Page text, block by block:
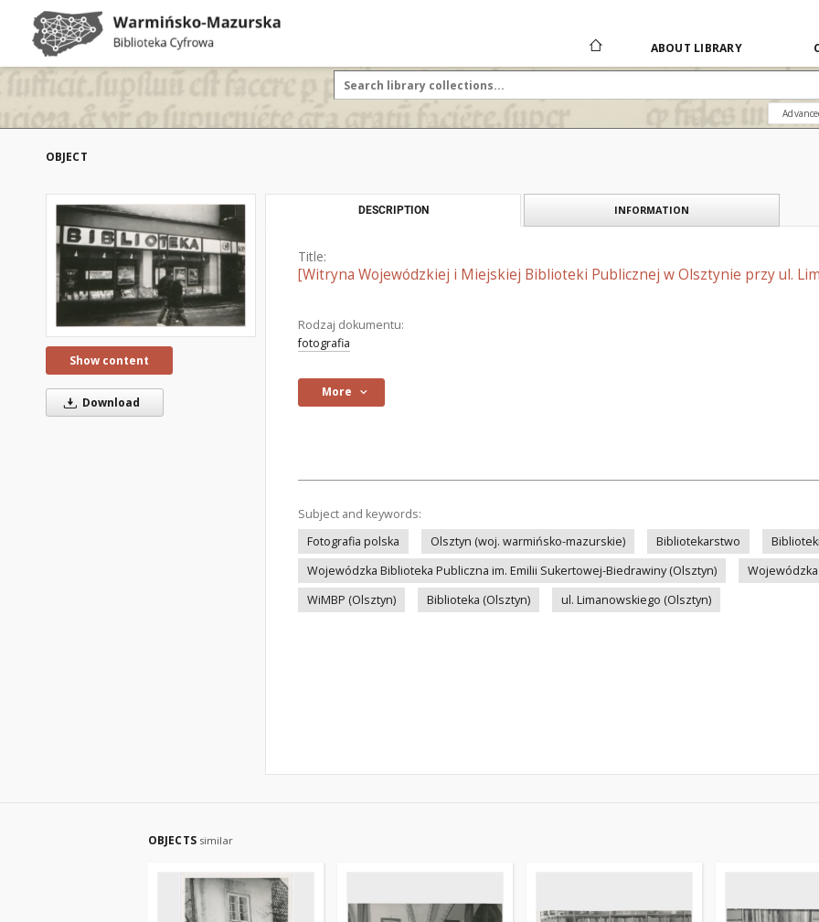
ABOUT LIBRARY
OBJECT
Show content
Download
DESCRIPTION INFORMATION
Title:
[Witryna Wojewódzkiej i Miejskiej Biblioteki Publicznej w Olsztynie przy ul.
Rodzaj dokumentu:
fotografia
More
Subject and keywords:
Fotografia polska
Olsztyn (woj. warmińsko-mazurskie) Bibliotekarstwo
Wojewódzka Biblioteka Publiczna im. Emilii Sukertowej-Biedrawiny (Olsztyn)
WiMBP (Olsztyn)
Biblioteka (Olsztyn) ul. Limanowskiego (Olsztyn)
OBJECTS similar